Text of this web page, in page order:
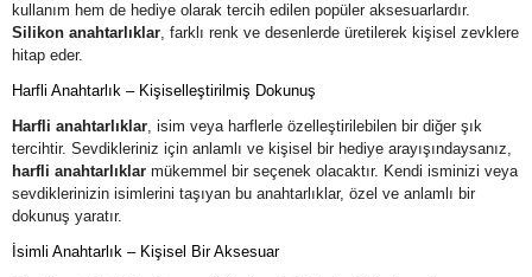
kullanım hem de hediye olarak tercih edilen popüler aksesuarlardır.
Silikon anahtarlıklar, farklı renk ve desenlerde üretilerek kişisel zevklere
hitap eder.
Harfli Anahtarlık – Kişiselleştirilmiş Dokunuş
Harfli anahtarlıklar, isim veya harflerle özelleştirilebilen bir diğer şık
tercihtir. Sevdikleriniz için anlamlı ve kişisel bir hediye arayışındaysanız,
harfli anahtarlıklar mükemmel bir seçenek olacaktır. Kendi isminizi veya
sevdiklerinizin isimlerini taşıyan bu anahtarlıklar, özel ve anlamlı bir
dokunuş yaratır.
İsimli Anahtarlık – Kişisel Bir Aksesuar